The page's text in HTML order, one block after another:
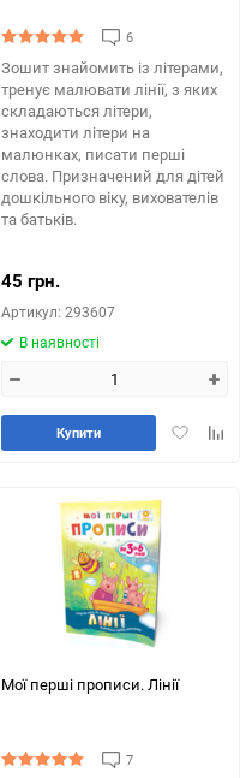
6
Зошит знайомить із літерами,
тренує малювати лінії, з яких
складаються літери,
знаходити літери на
малюнках, писати перші
слова. Призначений для дітей
дошкільного віку, вихователів
та батьків.
45 грн.
Артикул: 293607
В наявності
Додати
Купити
Мої перші прописи. Лінії
7